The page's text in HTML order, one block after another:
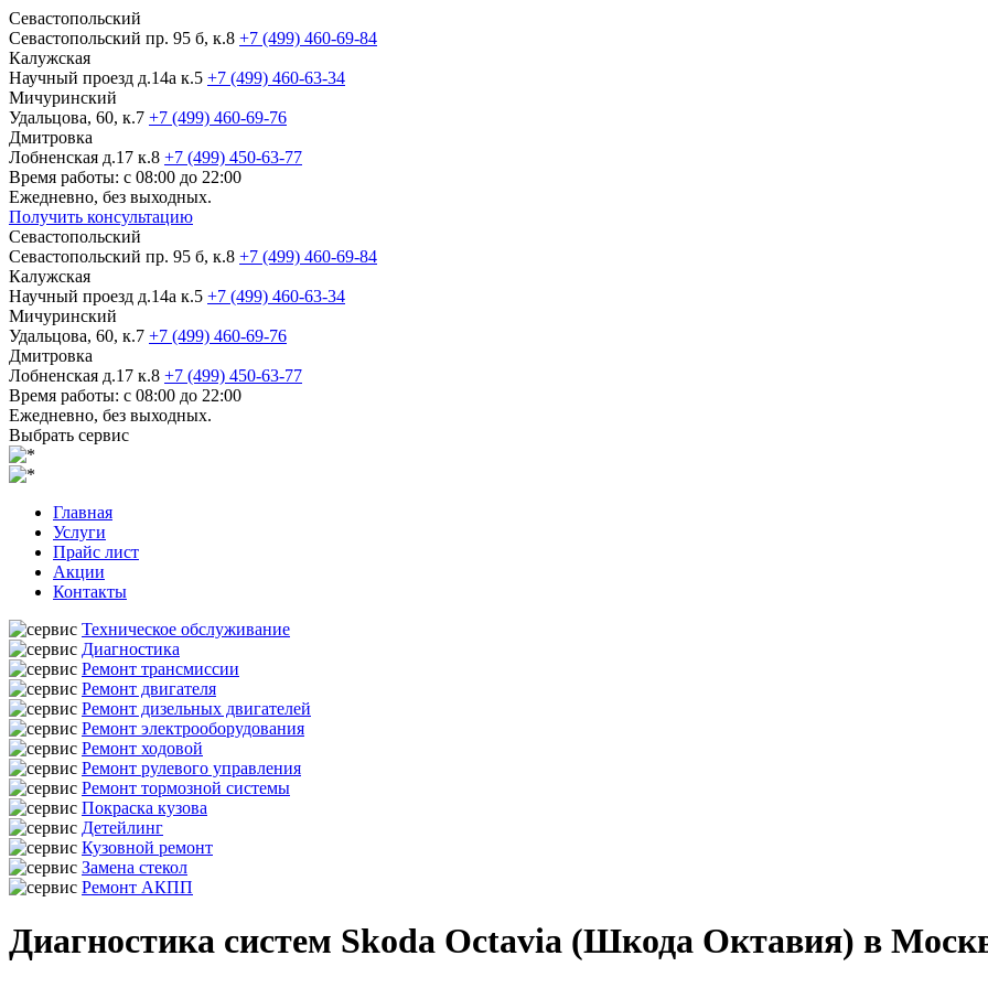
Севастопольский
Севастопольский пр. 95 б, к.8 +7 (499) 460-69-84
Калужская
Научный проезд д.14а к.5 +7 (499) 460-63-34
Мичуринский
Удальцова, 60, к.7 +7 (499) 460-69-76
Дмитровка
Лобненская д.17 к.8 +7 (499) 450-63-77
Время работы: с 08:00 до 22:00
Ежедневно, без выходных.
Получить консультацию
Севастопольский
Севастопольский пр. 95 б, к.8 +7 (499) 460-69-84
Калужская
Научный проезд д.14а к.5 +7 (499) 460-63-34
Мичуринский
Удальцова, 60, к.7 +7 (499) 460-69-76
Дмитровка
Лобненская д.17 к.8 +7 (499) 450-63-77
Время работы: с 08:00 до 22:00
Ежедневно, без выходных.
Выбрать сервис
Главная
Услуги
Прайс лист
Акции
Контакты
Техническое обслуживание
Диагностика
Ремонт трансмиссии
Ремонт двигателя
Ремонт дизельных двигателей
Ремонт электрооборудования
Ремонт ходовой
Ремонт рулевого управления
Ремонт тормозной системы
Покраска кузова
Детейлинг
Кузовной ремонт
Замена стекол
Ремонт АКПП
Диагностика систем Skoda Octavia (Шкода Октавия) в